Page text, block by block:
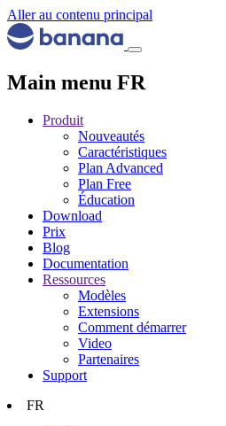
Aller au contenu principal
Main menu FR
Produit
Nouveautés
Caractéristiques
Plan Advanced
Plan Free
Éducation
Download
Prix
Blog
Documentation
Ressources
Modèles
Extensions
Comment démarrer
Video
Partenaires
Support
FR